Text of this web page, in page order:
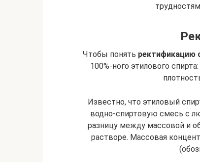
Чтобы понять ректификацию
100%-ного этилового
Известно, что этиловый
водно-спиртовую смесь с
разницу между массовой и
растворе. Массовая